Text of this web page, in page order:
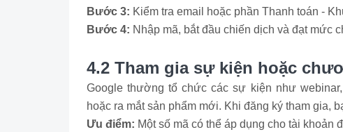
Bước 3: Kiểm tra email hoặc phần Thanh toán -
Bước 4: Nhập mã, bắt đầu chiến dịch và đạt mức
4.2 Tham gia sự kiện hoặc
Google thường tổ chức các sự kiện như
hoặc ra mắt sản phẩm mới. Khi đăng ký tham gia,
Ưu điểm: Một số mã có thể áp dụng cho tài khoản